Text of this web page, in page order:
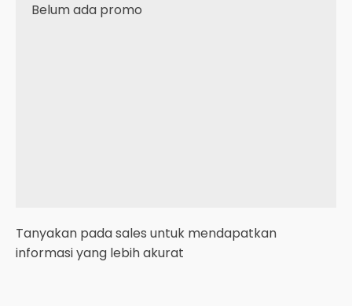
Belum ada promo
Tanyakan pada sales untuk mendapatkan
informasi yang lebih akurat